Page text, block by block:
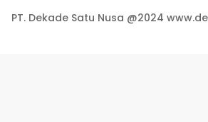
PT. Dekade Satu Nusa @2024